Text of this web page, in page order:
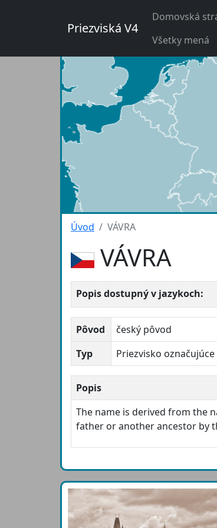
Priezviská V4
Domovská
Všetky mená
Úvod VÁVRA
VÁVRA
Popis dostupný v jazykoch:
Pôvod
český pôvod
Typ
Priezvisko
Popis
The name is derived from the
father or another ancestor by